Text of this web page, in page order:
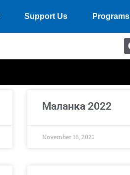
Support Us Programs
Маланка 2022
November 16, 2021